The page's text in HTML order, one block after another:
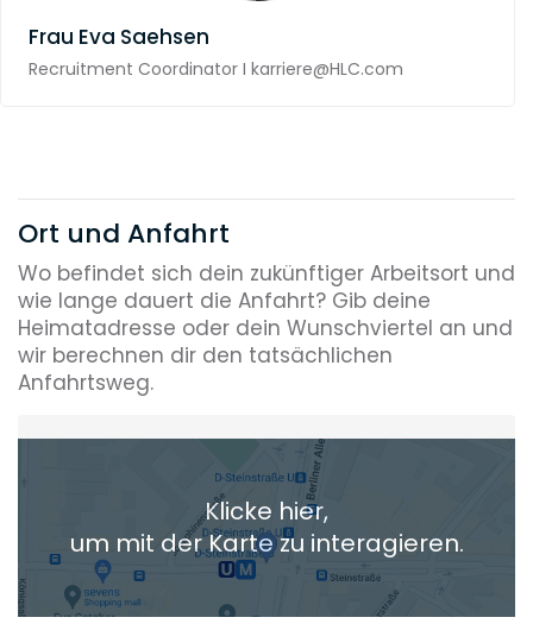
Frau Eva Saehsen
Recruitment Coordinator I karriere@HLC.com
Ort und Anfahrt
Wo befindet sich dein zukünftiger Arbeitsort und
wie lange dauert die Anfahrt? Gib deine
Heimatadresse oder dein Wunschviertel an und
wir berechnen dir den tatsächlichen
Anfahrtsweg.
Heimatadresse oder Wunschort
+ Aktuellen Standort hinzufügen
Die berechneten Anreisezeiten basieren auf den
Verkehrsdaten eines typischen Dienstag morgens um 8:30.
Klicke hier,
um mit der Karte zu interagieren.